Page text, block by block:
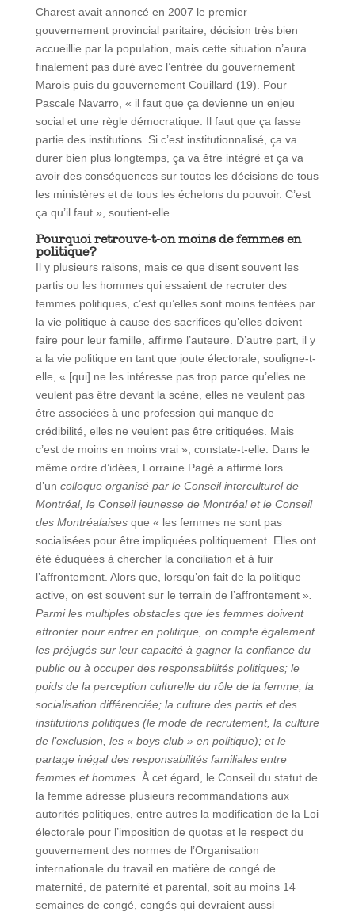
Charest avait annoncé en 2007 le premier
gouvernement provincial paritaire, décision très bien
accueillie par la population, mais cette situation n’aura
finalement pas duré avec l’entrée du gouvernement
Marois puis du gouvernement Couillard (19). Pour
Pascale Navarro, « il faut que ça devienne un enjeu
social et une règle démocratique. Il faut que ça fasse
partie des institutions. Si c’est institutionnalisé, ça va
durer bien plus longtemps, ça va être intégré et ça va
avoir des conséquences sur toutes les décisions de tous
les ministères et de tous les échelons du pouvoir. C’est
ça qu’il faut », soutient-elle.
Pourquoi retrouve-t-on moins de femmes en
politique?
Il y plusieurs raisons, mais ce que disent souvent les
partis ou les hommes qui essaient de recruter des
femmes politiques, c’est qu’elles sont moins tentées par
la vie politique à cause des sacrifices qu’elles doivent
faire pour leur famille, affirme l’auteure. D’autre part, il y
a la vie politique en tant que joute électorale, souligne-t-
elle, « [qui] ne les intéresse pas trop parce qu’elles ne
veulent pas être devant la scène, elles ne veulent pas
être associées à une profession qui manque de
crédibilité, elles ne veulent pas être critiquées. Mais
c’est de moins en moins vrai », constate-t-elle. Dans le
même ordre d’idées, Lorraine Pagé a affirmé lors
d’un colloque organisé par le Conseil interculturel de
Montréal, le Conseil jeunesse de Montréal et le Conseil
des Montréalaisesque « les femmes ne sont pas
socialisées pour être impliquées politiquement. Elles ont
été éduquées à chercher la conciliation et à fuir
l’affrontement. Alors que, lorsqu’on fait de la politique
active, on est souvent sur le terrain de l’affrontement »
Parmi les multiples obstacles que les femmes doivent
affronter pour entrer en politique, on compte également
les préjugés sur leur capacité à gagner la confiance du
public ou à occuper des responsabilités politiques; le
poids de la perception culturelle du rôle de la femme; la
socialisation différenciée; la culture des partis et des
institutions politiques (le mode de recrutement, la culture
de l’exclusion, les « boys club » en politique); et le
partage inégal des responsabilités familiales entre
femmes et hommes. À cet égard, le Conseil du statut de
la femme adresse plusieurs recommandations aux
autorités politiques, entre autres la modification de la Loi
électorale pour l’imposition de quotas et le respect du
gouvernement des normes de l’Organisation
internationale du travail en matière de congé de
maternité, de paternité et parental, soit au moins 14
semaines de congé, congés qui devraient aussi